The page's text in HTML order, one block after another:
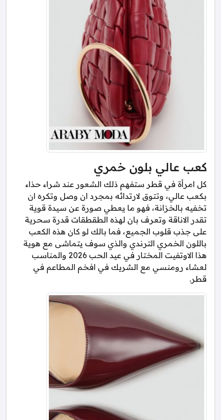
كعب عالي بلون خمري
كل امرأة في قطر ستفهم ذلك الشعور عند شراء حذاء
بكعب عالي، وتتوق لارتدائه بمجرد ان وصل وتكره ان
تخفيه بالخزانة، فهو ما يعطي صورة عن سيدة قوية
تقدر الاناقة وتعرف بان لهذه الطقطقات قدرة سحرية
على جذب قلوب الجميع، فما بالك لو كان هذه الكعب
باللون الخمري الترندي والذي سوف يتماشى مع هوية
هذا الاوتفيت المختار في عيد الحب 2026 والمناسب
لعشاء رومنسي مع الشريك في افخم المطاعم في
قطر.